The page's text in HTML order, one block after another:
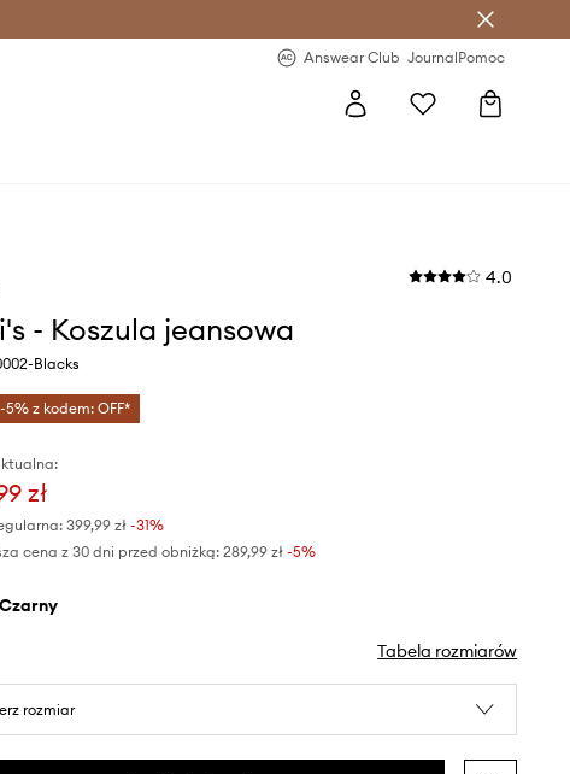
Answear Club JournalPomoc
4.0
- Koszula jeansowa
Blacks
z kodem: OFF*
zł
399,99 zł-31%
cena z 30 dni przed obniżką: 289,99 zł -5%
czarny
Tabela rozmiarów
rozmiar